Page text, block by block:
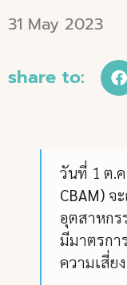
31 May 2023
share to:
วันที่ 1 ต.ค
CBAM) จ
อุตสาหกร
มีมาตรกา
ความเสี่ย